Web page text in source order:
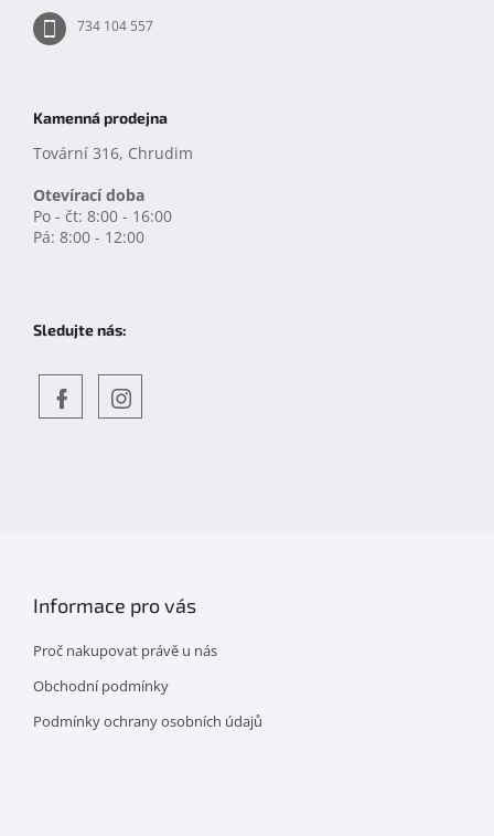
734 104 557
Kamenná prodejna
Tovární 316, Chrudim
Otevírací doba
Po - čt: 8:00 - 16:00
Pá: 8:00 - 12:00
Sledujte nás:
Informace pro vás
Proč nakupovat právě u nás
Obchodní podmínky
Podmínky ochrany osobních údajů